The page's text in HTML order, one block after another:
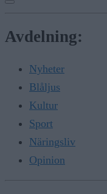
Avdelning:
Nyheter
Blåljus
Kultur
Sport
Näringsliv
Opinion